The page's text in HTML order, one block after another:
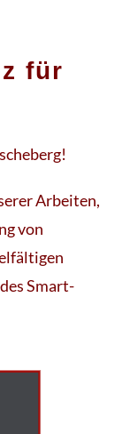
für
Arbeiten,
von
Smart-